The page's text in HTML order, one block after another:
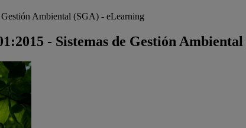
Ambiental (SGA) - eLearning
- Sistemas de Gestión